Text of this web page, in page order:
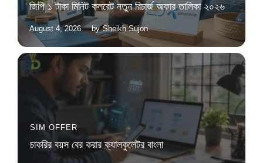
জিপি ১ টাকা মিনিট কলরেট নতুন রিচার্জ অফার তালিকা ২০২৬
August 4, 2026 by Sheikh Sujon
SIM OFFER
চাকরির বয়স বের করার ক্যালকুলেটর বাংলা